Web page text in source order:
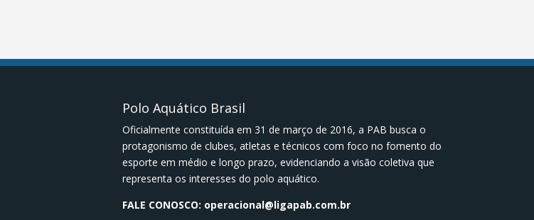
Polo Aquático Brasil
Oficialmente constituída em 31 de março de 2016, a PAB busca o
protagonismo de clubes, atletas e técnicos com foco no fomento do
esporte em médio e longo prazo, evidenciando a visão coletiva que
representa os interesses do polo aquático.
FALE CONOSCO: operacional@ligapab.com.br